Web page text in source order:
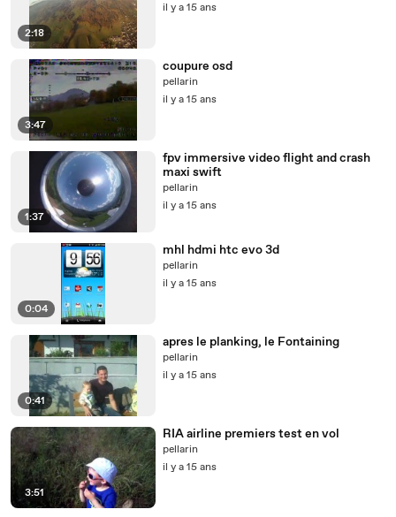
2:18
il y a 15 ans
3:47
coupure osd
pellarin
il y a 15 ans
1:37
fpv immersive video flight and crash
maxi swift
pellarin
il y a 15 ans
0:04
mhl hdmi htc evo 3d
pellarin
il y a 15 ans
0:41
apres le planking, le Fontaining
pellarin
il y a 15 ans
3:51
RIA airline premiers test en vol
pellarin
il y a 15 ans